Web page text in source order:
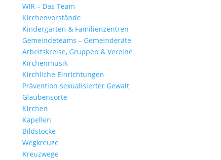
WIR – Das Team
Kirchen­vor­stände
Kinder­gärten & Familienzentren
Gemein­de­teams – Gemeinderäte
Arbeits­kreise, Gruppen & Vereine
Kirchen­musik
Kirch­liche Einrichtungen
Präven­tion sexua­li­sierter Gewalt
Glau­ben­s­orte
Kirchen
Kapellen
Bild­stöcke
Wegkreuze
Kreuz­wege